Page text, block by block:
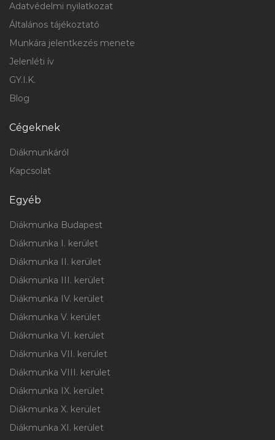
Adatvédelmi nyilatkozat
Általános tájékoztató
Munkára jelentkezés menete
Jelenléti ív
GY.I.K.
Blog
Cégeknek
Diákmunkáról
Kapcsolat
Egyéb
Diákmunka Budapest
Diákmunka I. kerület
Diákmunka II. kerület
Diákmunka III. kerület
Diákmunka IV. kerület
Diákmunka V. kerület
Diákmunka VI. kerület
Diákmunka VII. kerület
Diákmunka VIII. kerület
Diákmunka IX. kerület
Diákmunka X. kerület
Diákmunka XI. kerület